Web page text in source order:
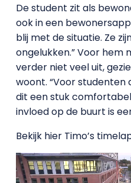
De student zit als
ook in een
blij met de situatie. Ze
ongelukken.” Voor hem
verder niet veel uit,
woont. “Voor studenten
dit een stuk
invloed op de buurt is
Bekijk hier Timo’s